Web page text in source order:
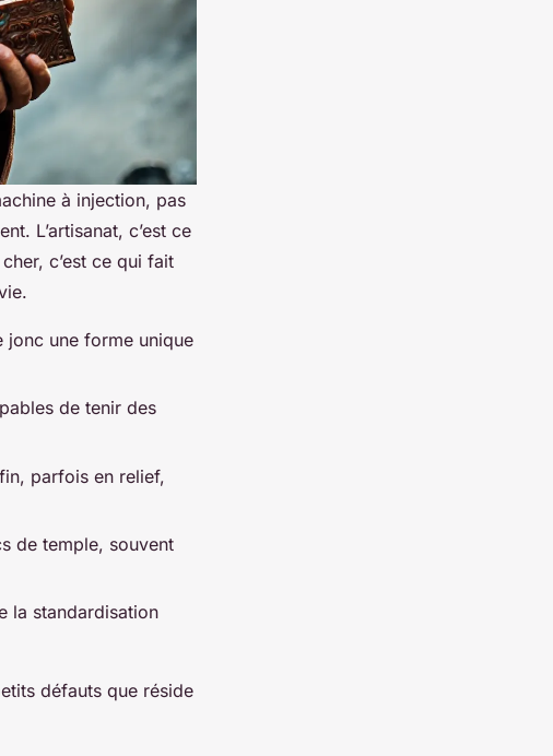
à injection, pas
L’artisanat, c’est ce
c’est ce qui fait
jonc une forme unique
de tenir des
parfois en relief,
de temple, souvent
la standardisation
défauts que réside